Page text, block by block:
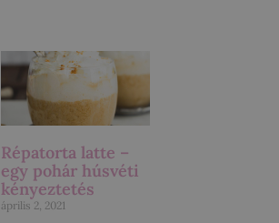
Répatorta latte –
egy pohár húsvéti
kényeztetés
április 2, 2021